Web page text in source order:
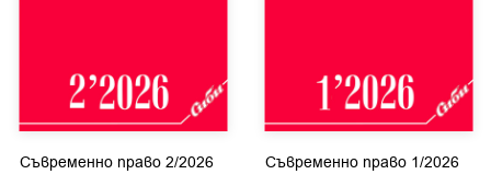
Съвременно право 2/2026 Съвременно право 1/2026